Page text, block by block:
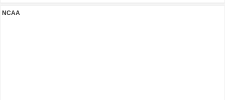
NCAA